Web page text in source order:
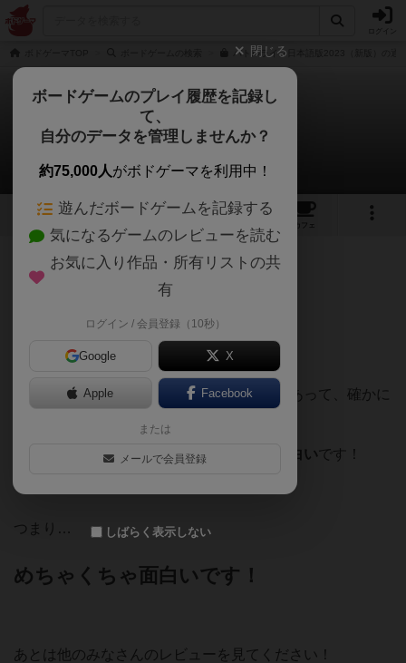
バトルライン日本語版2023（新版）の通
バトルライン
あまるさんのレビュー
42 5 105
カフェ
133名 2名 0 約1ヶ月前
超有名な２人専用のボードゲームですよね！
２人専用ゲームの最高傑作と言われるだけあって、確かに
戦術カードを使うと、更にめちゃくちゃ面白い です！
つまり…
めちゃくちゃ面白いです！
あとは他のみなさんのレビューを見てください！
閉じる
ボードゲームのプレイ履歴を記録し
て、
自分のデータを管理しませんか？
約75,000人がボドゲーマを利用中！
遊んだボードゲームを記録する
気になるゲームのレビューを読む
お気に入り作品・所有リストの共
有
ログイン / 会員登録（10秒）
Google X
Apple Facebook
または
メールで会員登録
しばらく表示しない